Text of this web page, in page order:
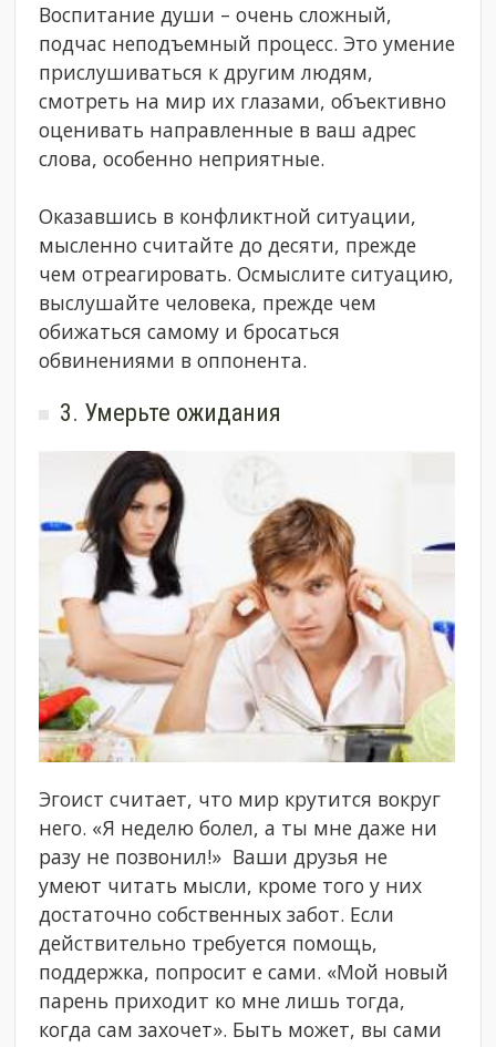
Воспитание души – очень сложный,
подчас неподъемный процесс. Это умение
прислушиваться к другим людям,
смотреть на мир их глазами, объективно
оценивать направленные в ваш адрес
слова, особенно неприятные.
Оказавшись в конфликтной ситуации,
мысленно считайте до десяти, прежде
чем отреагировать. Осмыслите ситуацию,
выслушайте человека, прежде чем
обижаться самому и бросаться
обвинениями в оппонента.
3. Умерьте ожидания
Эгоист считает, что мир крутится вокруг
него. «Я неделю болел, а ты мне даже ни
разу не позвонил!» Ваши друзья не
умеют читать мысли, кроме того у них
достаточно собственных забот. Если
действительно требуется помощь,
поддержка, попросит е сами. «Мой новый
парень приходит ко мне лишь тогда,
когда сам захочет». Быть может, вы сами